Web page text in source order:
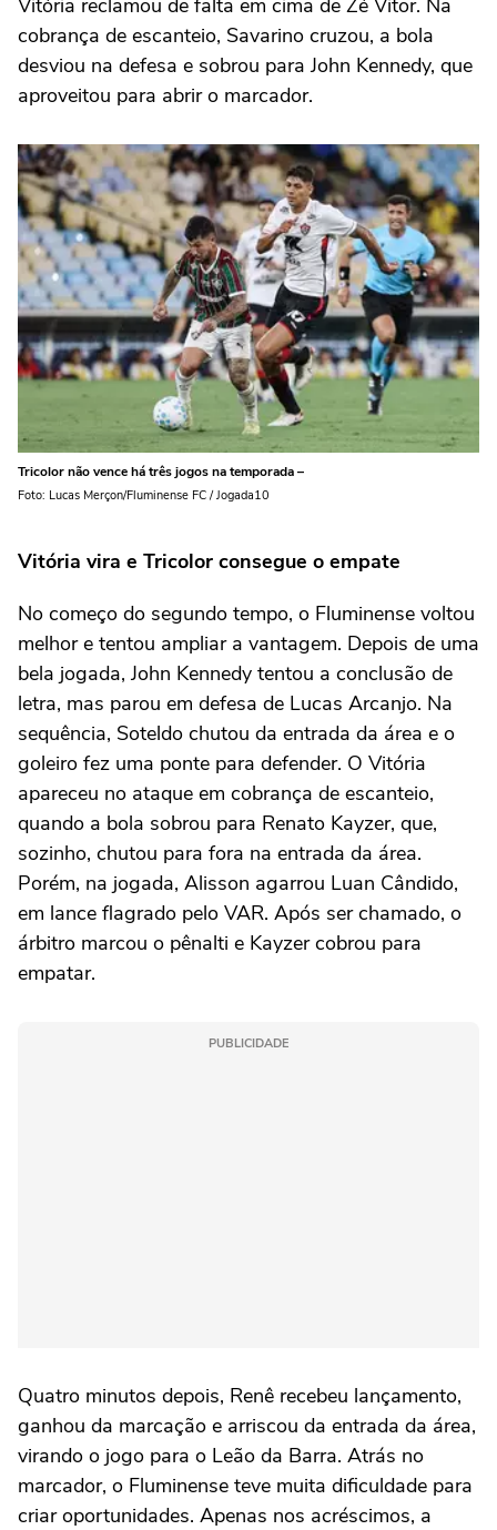
Vitória reclamou de falta em cima de Zé Vitor. Na
cobrança de escanteio, Savarino cruzou, a bola
desviou na defesa e sobrou para John Kennedy, que
aproveitou para abrir o marcador.
Tricolor não vence há três jogos na temporada –
Foto: Lucas Merçon/Fluminense FC / Jogada10
Vitória vira e Tricolor consegue o empate
No começo do segundo tempo, o Fluminense voltou
melhor e tentou ampliar a vantagem. Depois de uma
bela jogada, John Kennedy tentou a conclusão de
letra, mas parou em defesa de Lucas Arcanjo. Na
sequência, Soteldo chutou da entrada da área e o
goleiro fez uma ponte para defender. O Vitória
apareceu no ataque em cobrança de escanteio,
quando a bola sobrou para Renato Kayzer, que,
sozinho, chutou para fora na entrada da área.
Porém, na jogada, Alisson agarrou Luan Cândido,
em lance flagrado pelo VAR. Após ser chamado, o
árbitro marcou o pênalti e Kayzer cobrou para
empatar.
PUBLICIDADE
Quatro minutos depois, Renê recebeu lançamento,
ganhou da marcação e arriscou da entrada da área,
virando o jogo para o Leão da Barra. Atrás no
marcador, o Fluminense teve muita dificuldade para
criar oportunidades. Apenas nos acréscimos, a